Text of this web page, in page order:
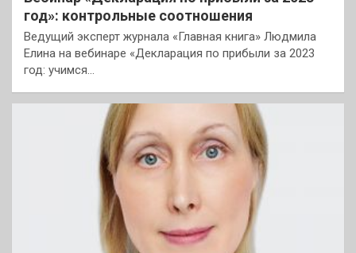
год»: контрольные соотношения
Ведущий эксперт журнала «Главная книга» Людмила
Елина на вебинаре «Декларация по прибыли за 2023
год: учимся…